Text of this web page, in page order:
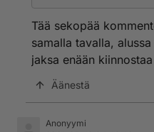
rikkoo kehoa,aiheuttaa
eivät kuulu henkilön
suvunjatkamiskyvyn ja
sukupuolielämään.
Yhtä lailla hoito olisi
harmaa iho, jos henkilö
tahtoo siksi olla harmaa.
Suurinpiirtein yhtä
Tää sekopää
samalla tavalla,
jaksa enään
Äänestä
Anonyymi